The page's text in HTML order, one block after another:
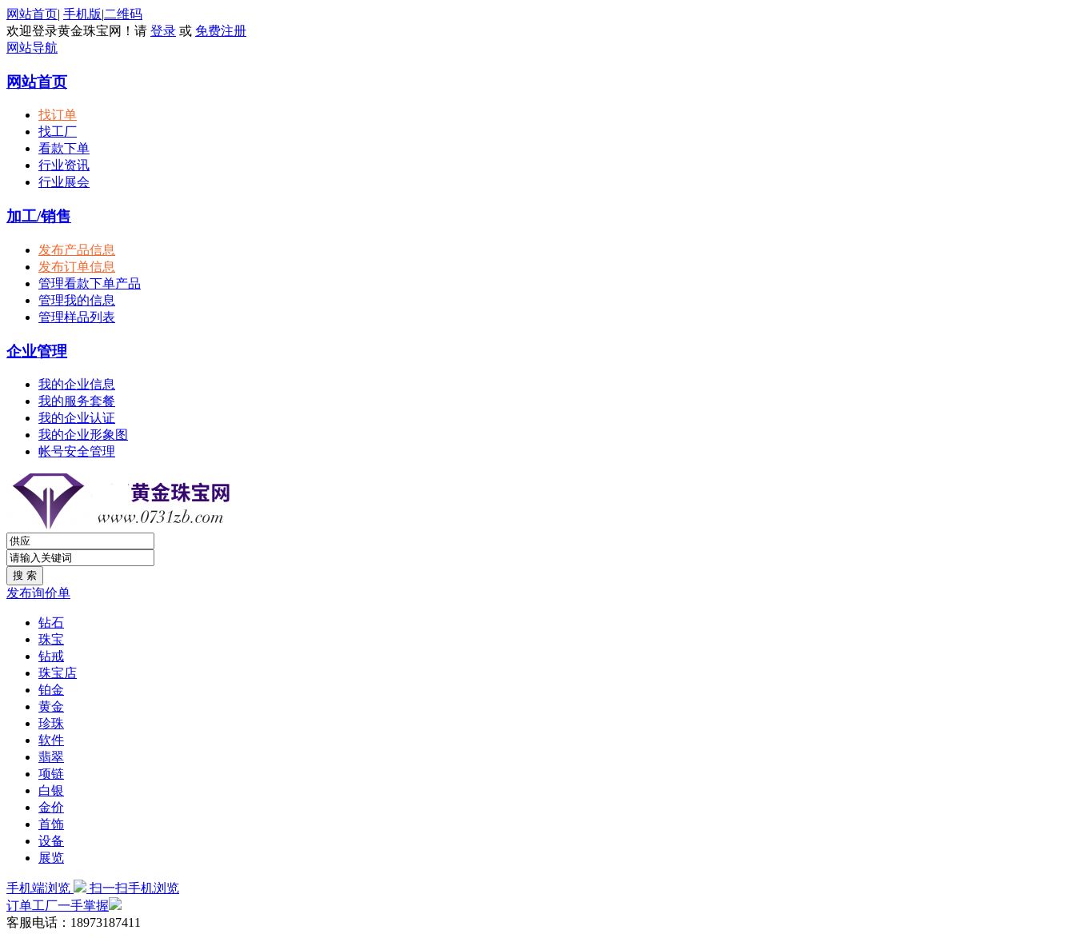
网站首页| 手机版|二维码
欢迎登录黄金珠宝网！请 登录 或 免费注册
网站导航
网站首页
找订单
找工厂
看款下单
行业资讯
行业展会
加工/销售
发布产品信息
发布订单信息
管理看款下单产品
管理我的信息
管理样品列表
企业管理
我的企业信息
我的服务套餐
我的企业认证
我的企业形象图
帐号安全管理
发布询价单
钻石
珠宝
钻戒
珠宝店
铂金
黄金
珍珠
软件
翡翠
项链
白银
金价
首饰
设备
展览
手机端浏览
扫一扫手机浏览
订单工厂一手掌握
客服电话：18973187411